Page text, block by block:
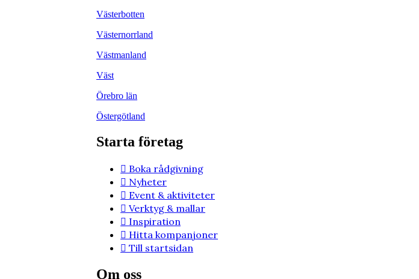
Västerbotten
Västernorrland
Västmanland
Väst
Örebro län
Östergötland
Starta företag
Boka rådgivning
Nyheter
Event & aktiviteter
Verktyg & mallar
Inspiration
Hitta kompanjoner
Till startsidan
Om oss